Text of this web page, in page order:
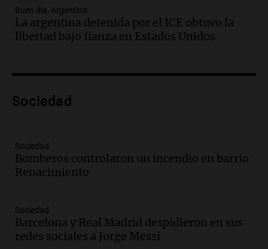
Una mañana para todos
Episodios
Audio.La historia de la servilleta que
contrato de Leo con Barcelona
Episodios
Una mañana para todos
Episodios
Vargas en 2007
Una mañana para todos
Episodios
Buen día, Argentina
La argentina detenida por el ICE obtuvo la
libertad bajo fianza en Estados Unidos
Sociedad
Sociedad
Bomberos controlaron un incendio en barrio
Renacimiento
Sociedad
Barcelona y Real Madrid despidieron en sus
redes sociales a Jorge Messi